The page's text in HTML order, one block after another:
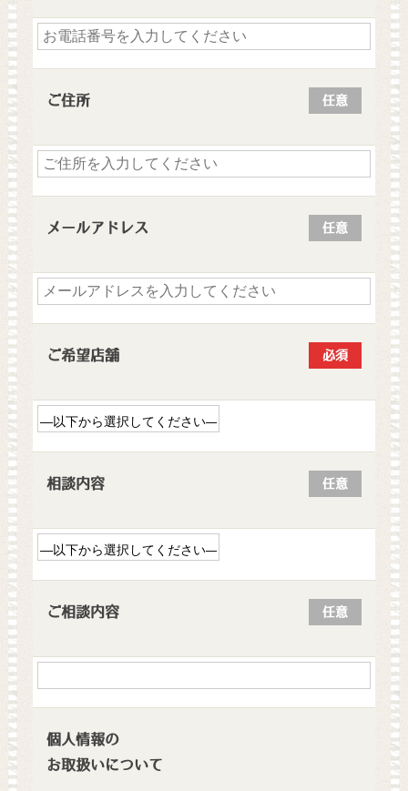
ご住所 任意
メールアドレス 任意
ご希望店舗 必須
相談内容 任意
ご相談内容 任意
個人情報の
お取扱いについて